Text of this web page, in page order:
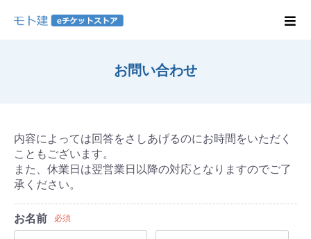
お問い合わせ
内容によっては回答をさしあげるのにお時間をいただく
こともございます。
また、休業日は翌営業日以降の対応となりますのでご了
承ください。
お名前 必須